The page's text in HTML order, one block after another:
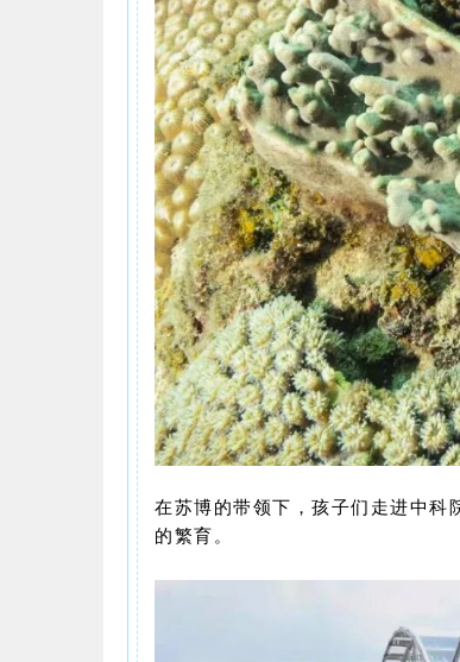
在苏博的带领下，孩子们走进中科
的繁育 。